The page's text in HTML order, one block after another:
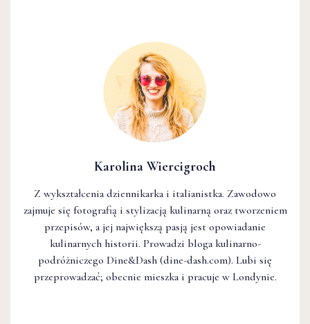
Karolina Wiercigroch
Z wykształcenia dziennikarka i italianistka. Zawodowo
zajmuje się fotografią i stylizacją kulinarną oraz tworzeniem
przepisów, a jej największą pasją jest opowiadanie
kulinarnych historii. Prowadzi bloga kulinarno-
podróżniczego Dine&Dash (dine-dash.com). Lubi się
przeprowadzać; obecnie mieszka i pracuje w Londynie.